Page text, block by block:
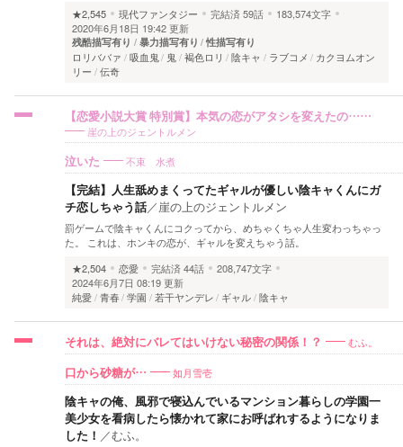
★2,545
現代ファンタジー 完結済59話
183,574文字
2020年6月18日 19:42 更新
残酷描写有り 暴力描写有り 性描写有り
ロリババァ 吸血鬼 鬼 褐色ロリ 陰キャ ラブコメ
カクヨムオン
リー
伝奇
【恋愛小説大賞 特別賞】本気の恋がアタシを変えたの……
崖の上のジェントルメン
泣いた 不束 水煮
【完結】人生舐めまくってたギャルが優しい陰キャくんにガ
チ恋しちゃう話／崖の上のジェントルメン
罰ゲームで陰キャくんにコクってから、めちゃくちゃ人生変わっちゃっ
た。 これは、ホンキの恋が、ギャルを変えちゃう話。
★2,504
恋愛 完結済44話
208,747文字
2024年6月7日 08:19 更新
純愛 青春 学園 若干ヤンデレ ギャル 陰キャ
それは、絶対にバレてはいけない秘密の関係！？ むふ。
口から砂糖が… 如月雪壱
陰キャの俺、風邪で寝込んでいるマンション暮らしの学園一
美少女を看病したら懐かれて家にお呼ばれするようになりま
した！ ／むふ。